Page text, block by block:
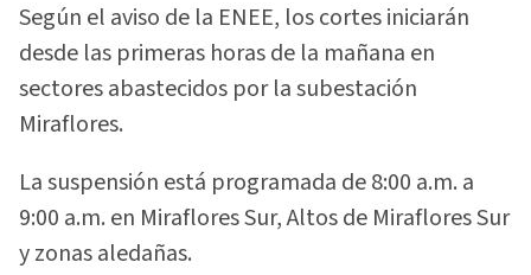
Según el aviso de la ENEE, los cortes iniciarán
desde las primeras horas de la mañana en
sectores abastecidos por la subestación
Miraflores.
La suspensión está programada de 8:00 a.m. a
9:00 a.m. en Miraflores Sur, Altos de Miraflores Sur
y zonas aledañas.